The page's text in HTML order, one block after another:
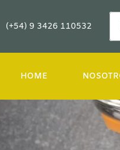
(+54) 9 3426 110532
HOME